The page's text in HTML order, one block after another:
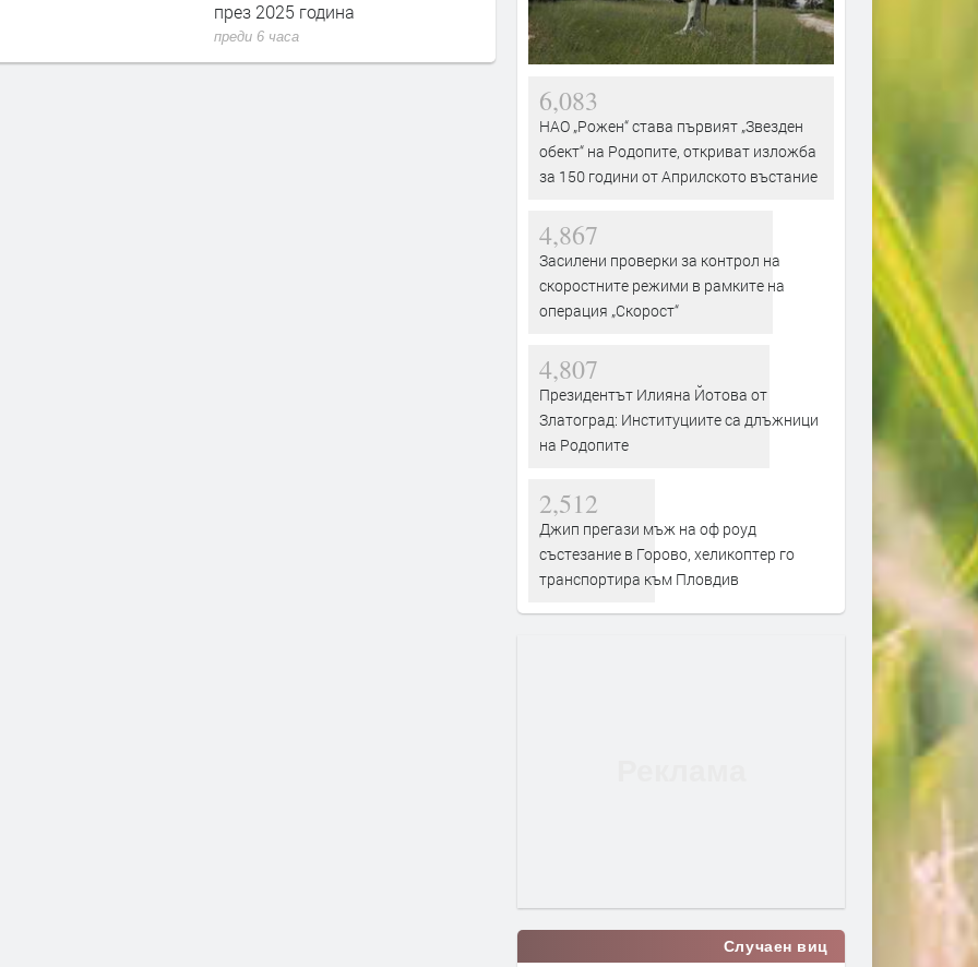
преди 1 ден
6,083
НАО „Рожен“ става първият „Звезден
обект“ на Родопите, откриват изложба
за 150 години от Априлското въстание
4,867
Засилени проверки за контрол на
скоростните режими в рамките на
операция „Скорост“
4,807
Президентът Илияна Йотова от
Златоград: Институциите са длъжници
на Родопите
2,512
Джип прегази мъж на оф роуд
състезание в Горово, хеликоптер го
транспортира към Пловдив
Случаен виц